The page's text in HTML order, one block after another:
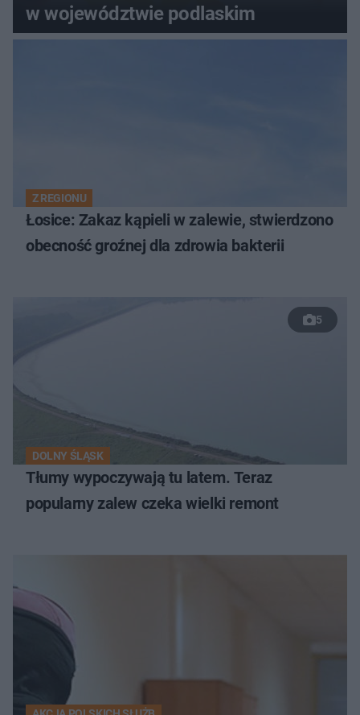
w województwie podlaskim
Z REGIONU
Łosice: Zakaz kąpieli w zalewie, stwierdzono
obecność groźnej dla zdrowia bakterii
5
DOLNY ŚLĄSK
Tłumy wypoczywają tu latem. Teraz
popularny zalew czeka wielki remont